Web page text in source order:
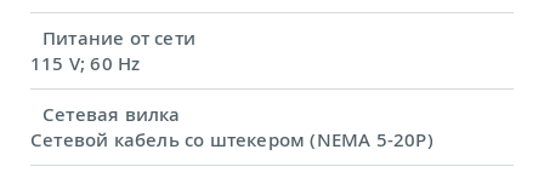
Питание от сети
115 V; 60 Hz
Сетевая вилка
Сетевой кабель со штекером (NEMA 5-20P)